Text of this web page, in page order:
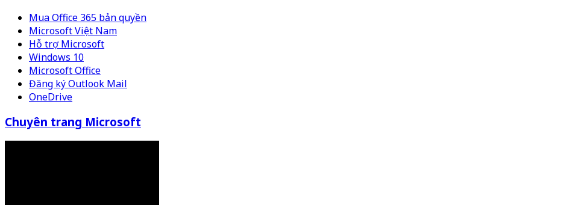
Mua Office 365 bản quyền
Microsoft Việt Nam
Hỗ trợ Microsoft
Windows 10
Microsoft Office
Đăng ký Outlook Mail
OneDrive
Chuyên trang Microsoft